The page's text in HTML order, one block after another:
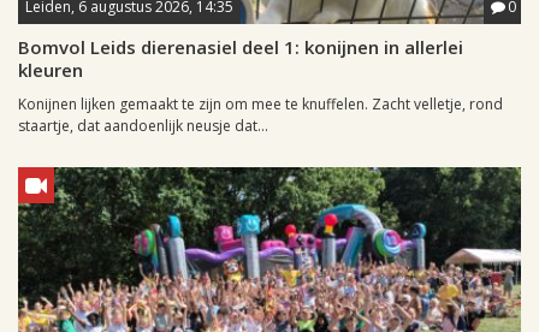
Leiden, 6 augustus 2026, 14:35 0
Bomvol Leids dierenasiel deel 1: konijnen in allerlei
kleuren
Konijnen lijken gemaakt te zijn om mee te knuffelen. Zacht velletje, rond
staartje, dat aandoenlijk neusje dat...